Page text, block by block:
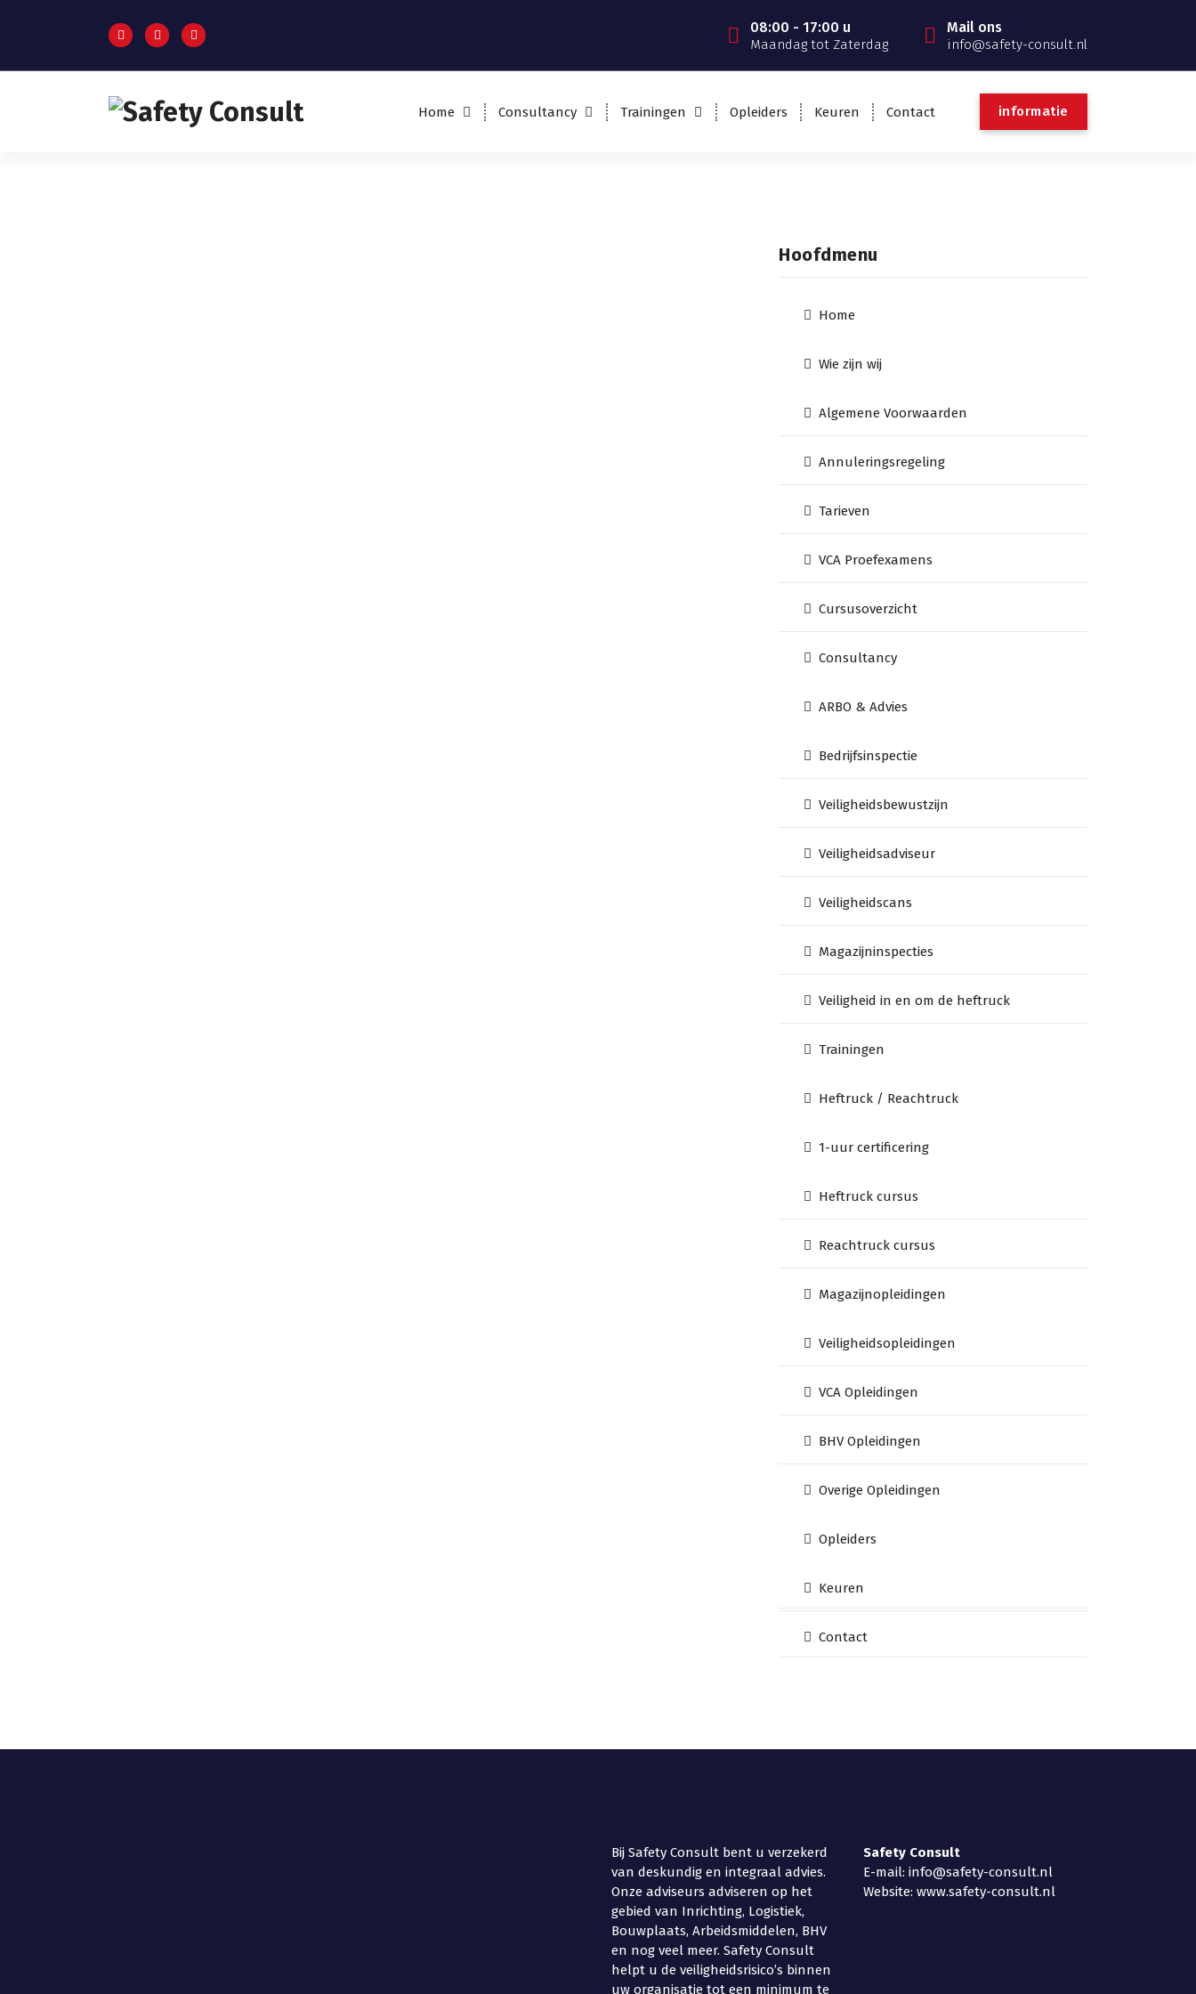
08:00 - 17:00 u
Maandag tot Zaterdag
Mail ons
info@safety-consult.nl
Home Consultancy Trainingen Opleiders Keuren Contact informatie
Hoofdmenu
Home
Wie zijn wij
Algemene Voorwaarden
Annuleringsregeling
Tarieven
VCA Proefexamens
Cursusoverzicht
Consultancy
ARBO & Advies
Bedrijfsinspectie
Veiligheidsbewustzijn
Veiligheidsadviseur
Veiligheidscans
Magazijninspecties
Veiligheid in en om de heftruck
Trainingen
Heftruck / Reachtruck
1-uur certificering
Heftruck cursus
Reachtruck cursus
Magazijnopleidingen
Veiligheidsopleidingen
VCA Opleidingen
BHV Opleidingen
Overige Opleidingen
Opleiders
Keuren
Contact
Bij Safety Consult bent u verzekerd
van deskundig en integraal advies.
Onze adviseurs adviseren op het
gebied van Inrichting, Logistiek,
Bouwplaats, Arbeidsmiddelen, BHV
en nog veel meer. Safety Consult
helpt u de veiligheidsrisico’s binnen
uw organisatie tot een minimum te
Safety Consult
E-mail: info@safety-consult.nl
Website: www.safety-consult.nl